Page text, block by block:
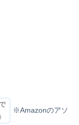
※Amazonのアソ